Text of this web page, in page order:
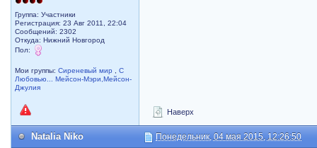
Группа: Участники
Регистрация: 23 Авг 2011, 22:04
Сообщений: 2302
Откуда: Нижний Новгород
Пол:
Мои группы:Сиреневый мир ,С
Любовью... Мейсон-Мэри,Мейсон-
Джулия
Наверх
Natalia Niko Понедельник, 04 мая 2015, 12:26:50